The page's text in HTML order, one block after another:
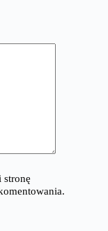
stronę